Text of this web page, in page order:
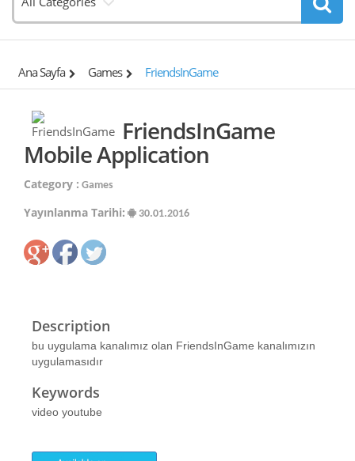
Ana Sayfa Games FriendsInGame
FriendsInGame
Mobile Application
Category : Games
Yayınlanma Tarihi: 30.01.2016
Description
bu uygulama kanalımız olan FriendsInGame kanalımızın
uygulamasıdır
Keywords
video youtube